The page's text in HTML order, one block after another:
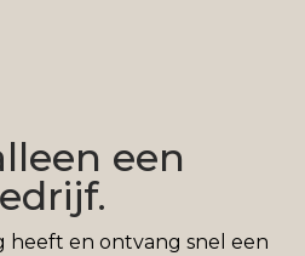
een
heeft en ontvang snel een